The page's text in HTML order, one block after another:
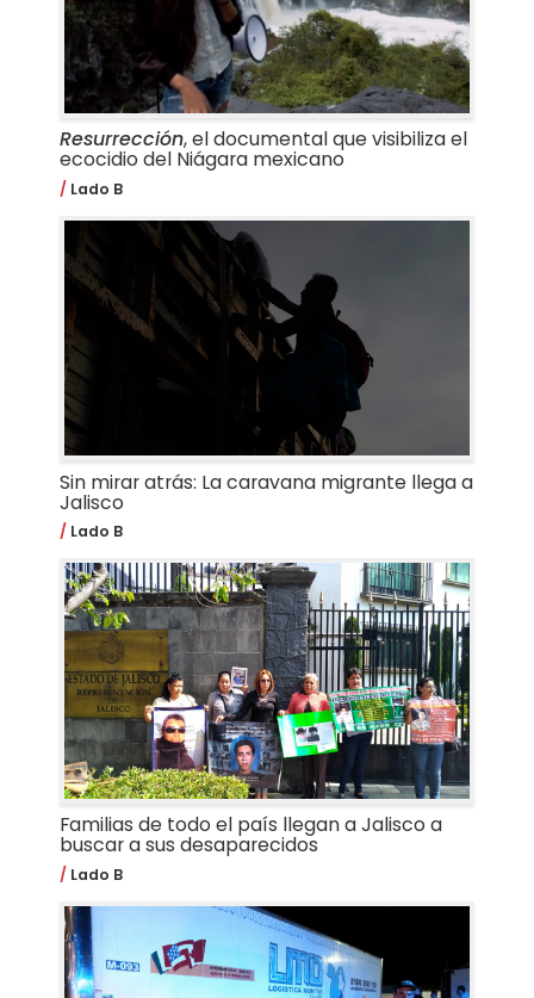
Resurrección, el documental que visibiliza el
ecocidio del Niágara mexicano
Lado B
Sin mirar atrás: La caravana migrante llega a
Jalisco
Lado B
Familias de todo el país llegan a Jalisco a
buscar a sus desaparecidos
Lado B